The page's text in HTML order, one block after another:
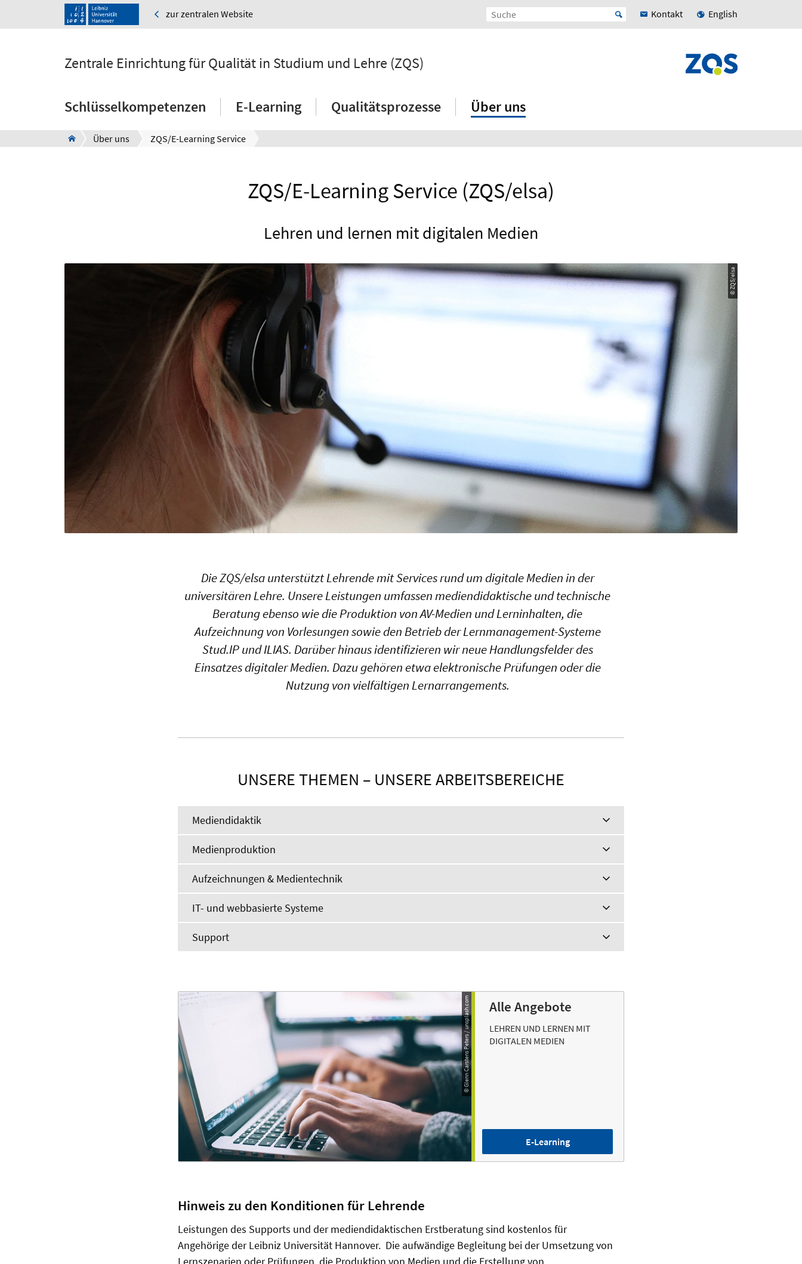
zur zentralen Website Kontakt English
Zentrale Einrichtung für Qualität in Studium und Lehre (ZQS)
Schlüsselkompetenzen E-Learning Qualitätsprozesse Über uns
Über uns ZQS/E-Learning Service
ZQS/E-Learning Service (ZQS/elsa)
Lehren und lernen mit digitalen Medien
© ZQS/elsa
Die ZQS/elsa unterstützt Lehrende mit Services rund um digitale Medien in der
universitären Lehre. Unsere Leistungen umfassen mediendidaktische und technische
Beratung ebenso wie die Produktion von AV-Medien und Lerninhalten, die
Aufzeichnung von Vorlesungen sowie den Betrieb der Lernmanagement-Systeme
Stud.IP und ILIAS. Darüber hinaus identifizieren wir neue Handlungsfelder des
Einsatzes digitaler Medien. Dazu gehören etwa elektronische Prüfungen oder die
Nutzung von vielfältigen Lernarrangements.
UNSERE THEMEN – UNSERE ARBEITSBEREICHE
Mediendidaktik
Medienproduktion
Aufzeichnungen & Medientechnik
IT- und webbasierte Systeme
Support
© Glenn Carstens Peters / unsplash.com Alle Angebote
LEHREN UND LERNEN MIT
DIGITALEN MEDIEN
E-Learning
Hinweis zu den Konditionen für Lehrende
Leistungen des Supports und der mediendidaktischen Erstberatung sind kostenlos für
Angehörige der Leibniz Universität Hannover. Die aufwändige Begleitung bei der Umsetzung von
Lernszenarien oder Prüfungen, die Produktion von Medien und die Erstellung von